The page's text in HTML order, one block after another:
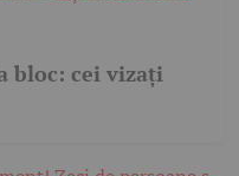
bloc: cei vizați